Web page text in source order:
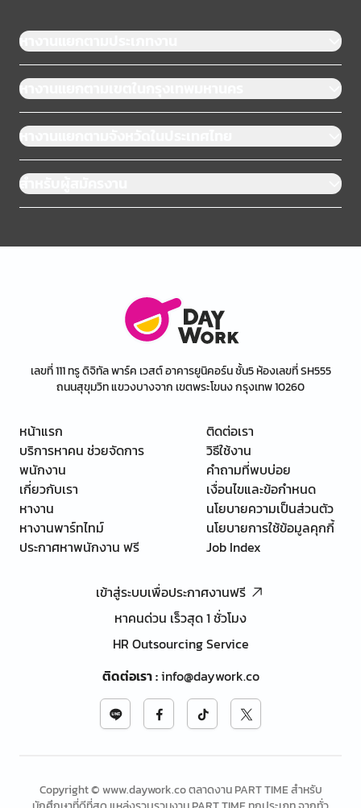
หางานแยกตามประเภทงาน
หางานแยกตามเขตในกรุงเทพมหานคร
หางานแยกตามจังหวัดในประเทศไทย
สำหรับผู้สมัครงาน
เลขที่ 111 ทรู ดิจิทัล พาร์ค เวสต์ อาคารยูนิคอร์น ชั้น5 ห้องเลขที่ SH555
ถนนสุขุมวิท แขวงบางจาก เขตพระโขนง กรุงเทพ 10260
หน้าแรก
บริการหาคน ช่วยจัดการ
พนักงาน
เกี่ยวกับเรา
หางาน
หางานพาร์ทไทม์
ประกาศหาพนักงาน ฟรี
ติดต่อเรา
วิธีใช้งาน
คำถามที่พบบ่อย
เงื่อนไขและข้อกำหนด
นโยบายความเป็นส่วนตัว
นโยบายการใช้ข้อมูลคุกกี้
Job Index
เข้าสู่ระบบเพื่อประกาศงานฟรี
หาคนด่วน เร็วสุด 1 ชั่วโมง
HR Outsourcing Service
ติดต่อเรา:info@daywork.co
Copyright © www.daywork.co ตลาดงาน PART TIME สำหรับ